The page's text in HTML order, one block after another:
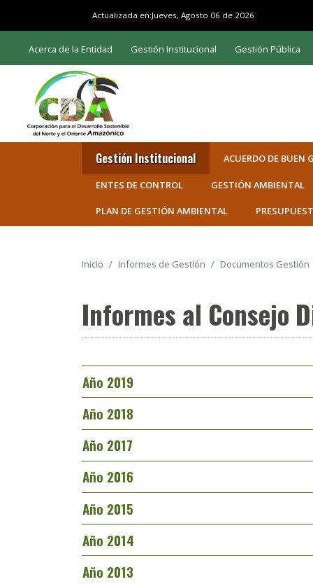
Actualizada en:Jueves, Agosto 06 de 2026
Acerca de la Entidad Gestión Institucional Gestión Pública
Gestión Institucional ACUERDO DE BUEN
ENTES DE CONTROL
GESTIÓN AMBIENTAL
PLAN DE GESTIÓN AMBIENTAL
Inicio Informes de Gestión Documentos Gestión
Informes al Consejo
Año 2019
Año 2018
Año 2017
Año 2016
Año 2015
Año 2014
Año 2013